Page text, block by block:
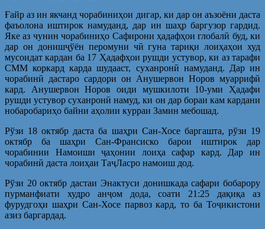
Ғайр аз ин якчанд чорабиниҳои дигар, ки дар он аъзоёни даста
фаъолона иштирок намуданд, дар ин шаҳр баргузор гардид.
Яке аз чунин чорабиниҳо Сафирони ҳадафҳои глобалӣ буд, ки
дар он донишҷўён перомуни чӣ гуна тариқи лоиҳаҳои худ
мусоидат кардан ба 17 Ҳадафҳои рушди устувор, ки аз тарафи
СММ коркард карда шудааст, суханронӣ намуданд. Дар ин
чорабинӣ дастаро сардори он Анушервон Норов муаррифӣ
кард. Анушервон Норов оиди мушкилоти 10-уми Ҳадафи
рушди устувор суханронӣ намуд, ки он дар бораи кам кардани
нобаробариҳо байни аҳолии курраи Замин мебошад.
Рўзи 18 октябр даста ба шаҳри Сан-Хосе баргашта, рўзи 19
октябр ба шаҳри Сан-Франсиско барои иштирок дар
чорабинии Намоиши ҷаҳонии лоиҳа сафар кард. Дар ин
чорабинӣ даста лоиҳаи ТаҷЛасро намоиш дод.
Рўзи 20 октябр дастаи Энактуси донишкада сафари бобарору
пурманфиати худро анҷом дода, соати 21:25 дақиқа аз
фурудгоҳи шаҳри Сан-Хосе парвоз кард, то ба Тоҷикистони
азиз баргардад.